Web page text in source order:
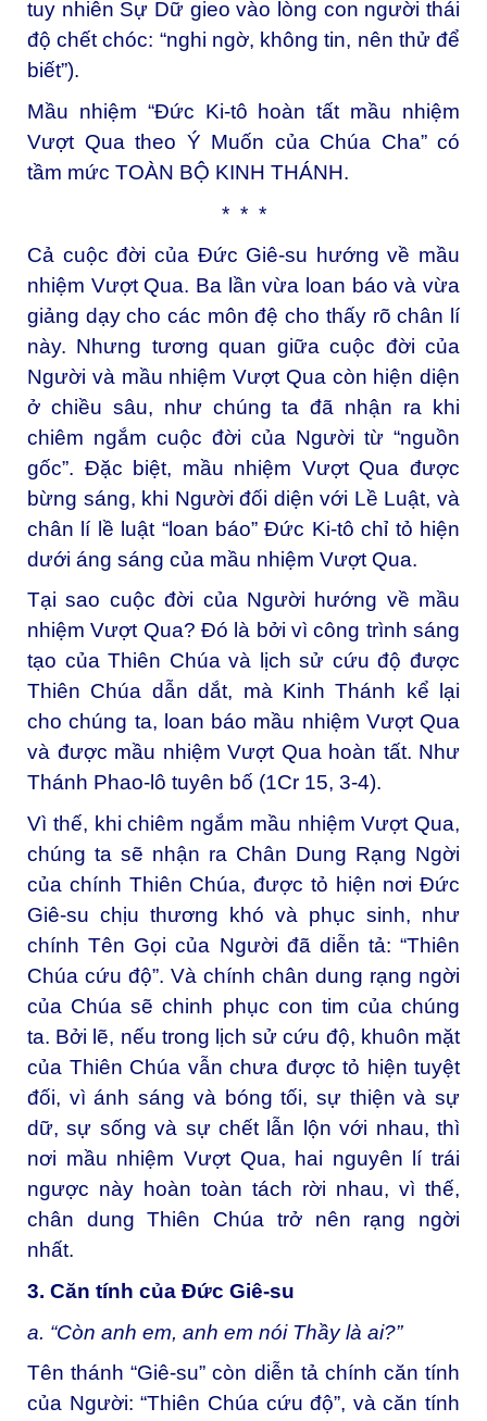
tuy nhiên Sự Dữ gieo vào lòng con người thái
độ chết chóc: “nghi ngờ, không tin, nên thử để
biết”).
Mầu nhiệm “Đức Ki-tô hoàn tất mầu nhiệm
Vượt Qua theo Ý Muốn của Chúa Cha” có
tầm mức TOÀN BỘ KINH THÁNH.
* * *
Cả cuộc đời của Đức Giê-su hướng về mầu
nhiệm Vượt Qua. Ba lần vừa loan báo và vừa
giảng dạy cho các môn đệ cho thấy rõ chân lí
này. Nhưng tương quan giữa cuộc đời của
Người và mầu nhiệm Vượt Qua còn hiện diện
ở chiều sâu, như chúng ta đã nhận ra khi
chiêm ngắm cuộc đời của Người từ “nguồn
gốc”. Đặc biệt, mầu nhiệm Vượt Qua được
bừng sáng, khi Người đối diện với Lề Luật, và
chân lí lề luật “loan báo” Đức Ki-tô chỉ tỏ hiện
dưới áng sáng của mầu nhiệm Vượt Qua.
Tại sao cuộc đời của Người hướng về mầu
nhiệm Vượt Qua? Đó là bởi vì công trình sáng
tạo của Thiên Chúa và lịch sử cứu độ được
Thiên Chúa dẫn dắt, mà Kinh Thánh kể lại
cho chúng ta, loan báo mầu nhiệm Vượt Qua
và được mầu nhiệm Vượt Qua hoàn tất. Như
Thánh Phao-lô tuyên bố (1Cr 15, 3-4).
Vì thế, khi chiêm ngắm mầu nhiệm Vượt Qua,
chúng ta sẽ nhận ra Chân Dung Rạng Ngời
của chính Thiên Chúa, được tỏ hiện nơi Đức
Giê-su chịu thương khó và phục sinh, như
chính Tên Gọi của Người đã diễn tả: “Thiên
Chúa cứu độ”. Và chính chân dung rạng ngời
của Chúa sẽ chinh phục con tim của chúng
ta. Bởi lẽ, nếu trong lịch sử cứu độ, khuôn mặt
của Thiên Chúa vẫn chưa được tỏ hiện tuyệt
đối, vì ánh sáng và bóng tối, sự thiện và sự
dữ, sự sống và sự chết lẫn lộn với nhau, thì
nơi mầu nhiệm Vượt Qua, hai nguyên lí trái
ngược này hoàn toàn tách rời nhau, vì thế,
chân dung Thiên Chúa trở nên rạng ngời
nhất.
3. Căn tính của Đức Giê-su
a. “Còn anh em, anh em nói Thầy là ai?”
Tên thánh “Giê-su” còn diễn tả chính căn tính
của Người: “Thiên Chúa cứu độ”, và căn tính